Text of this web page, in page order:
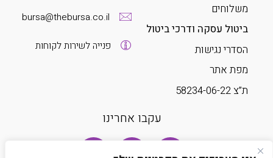
משלוחים
ביטול עסקה ודרכי ביטול
הסדרי נגישות
מפת אתר
ת”צ 58234-06-22
bursa@thebursa.co.il
פנייה לשירות לקוחות
עקבו אחרינו